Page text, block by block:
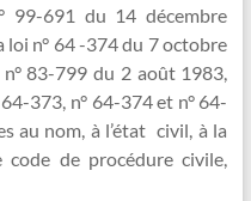
99-691 du 14 décembre
n° 64 -374 du 7 octobre
83-799 du 2 août 1983,
373, n° 64-374 et n° 64-
au nom, à l’état civil, à la
de procédure civile,